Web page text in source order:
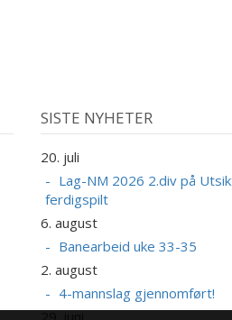
SISTE NYHETER
20. juli
Lag-NM 2026 2.div på
ferdigspilt
6. august
Banearbeid uke 33-35
2. august
4-mannslag gjennomført!